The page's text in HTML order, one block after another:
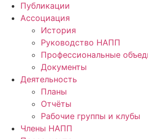
Публикации
Ассоциация
История
Руководство НАПП
Профессиональные
Документы
Деятельность
Планы
Отчёты
Рабочие группы и клубы
Члены НАПП